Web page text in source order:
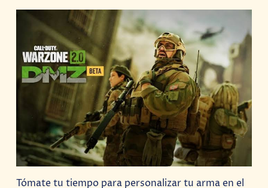
Tómate tu tiempo para personalizar tu arma en el